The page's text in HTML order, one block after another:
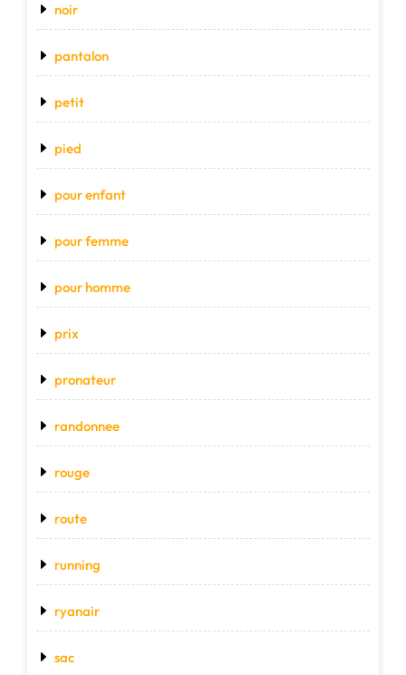
noir
pantalon
petit
pied
pour enfant
pour femme
pour homme
prix
pronateur
randonnee
rouge
route
running
ryanair
sac